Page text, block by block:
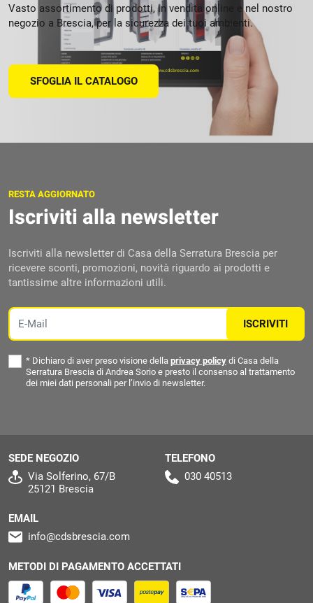
Vasto assortimento di prodotti, in vendita online e nel nostro
negozio a Brescia, per la sicurezza dei tuoi ambienti.
SFOGLIA IL CATALOGO
RESTA AGGIORNATO
Iscriviti alla newsletter
Iscriviti alla newsletter di Casa della Serratura Brescia per
ricevere sconti, promozioni, novità riguardo ai prodotti e
tantissime altre informazioni utili.
Email
ISCRIVITI
*Dichiaro di aver preso visione della privacy policydi Casa della
Serratura Brescia di Andrea Sorio e presto il consenso al trattamento
dei miei dati personali per l’invio di newsletter.
SEDE NEGOZIO
Via Solferino, 67/B
25121 Brescia
TELEFONO
030 40513
EMAIL
info@cdsbrescia.com
METODI DI PAGAMENTO ACCETTATI